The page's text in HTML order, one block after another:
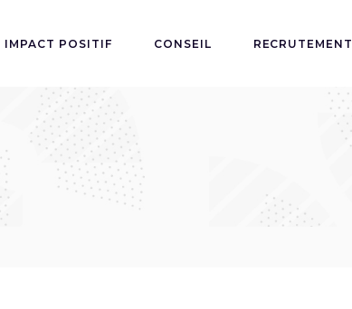
IMPACT POSITIF CONSEIL RECRUTEMENT